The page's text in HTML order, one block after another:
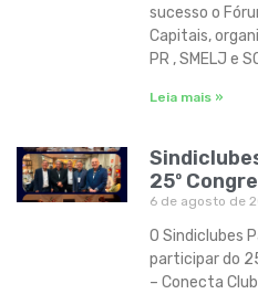
sucesso o
Capitais,
PR , SMELJ e
Leia mais »
25º
6 de agosto de
O Sindiclubes
participar do
– Conecta